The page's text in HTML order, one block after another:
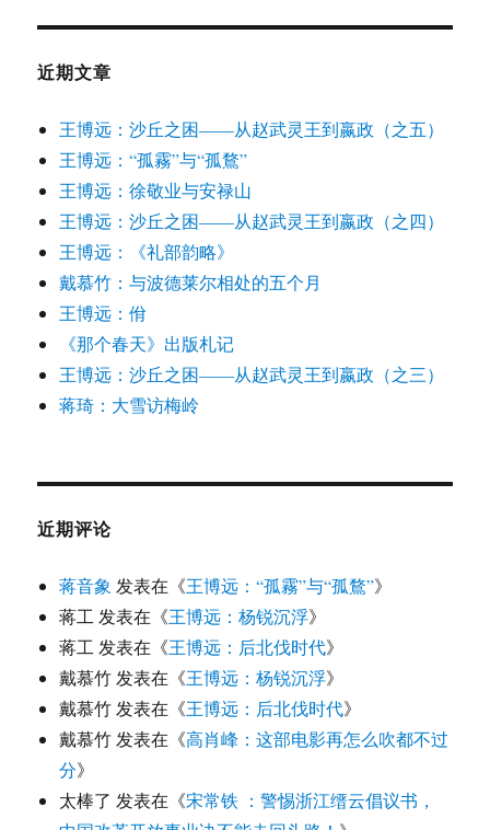
近期文章
王博远：沙丘之困——从赵武灵王到嬴政（之五）
王博远：“孤霧”与“孤鶩”
王博远：徐敬业与安禄山
王博远：沙丘之困——从赵武灵王到嬴政（之四）
王博远：《礼部韵略》
戴慕竹：与波德莱尔相处的五个月
王博远：佾
《那个春天》出版札记
王博远：沙丘之困——从赵武灵王到嬴政（之三）
蒋琦：大雪访梅岭
近期评论
蒋音象 发表在《王博远：“孤霧”与“孤鶩”》
蒋工发表在《王博远：杨锐沉浮》
蒋工发表在《王博远：后北伐时代》
戴慕竹发表在《王博远：杨锐沉浮》
戴慕竹发表在《王博远：后北伐时代》
戴慕竹发表在《高肖峰：这部电影再怎么吹都不过
分》
太棒了 发表在《宋常铁 ：警惕浙江缙云倡议书，